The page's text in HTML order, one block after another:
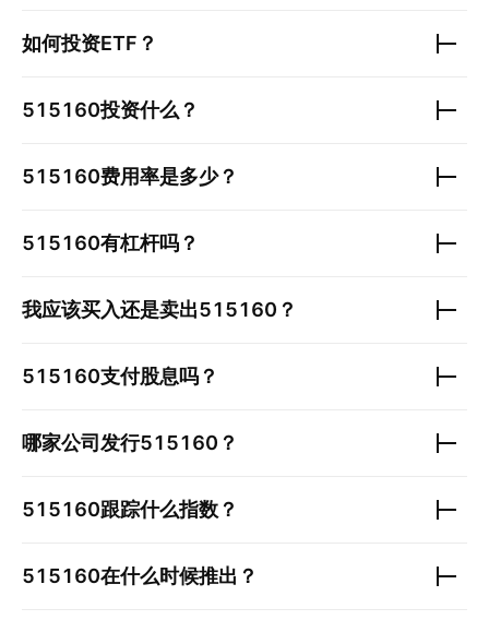
如何投资ETF？
515160投资什么？
515160费用率是多少？
515160有杠杆吗？
我应该买入还是卖出515160 ？
515160支付股息吗？
哪家公司发行515160 ？
515160跟踪什么指数？
515160在什么时候推出？